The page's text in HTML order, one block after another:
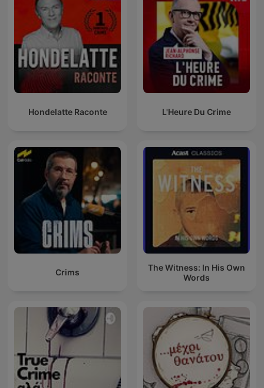
Hondelatte Raconte L'Heure Du Crime
Crims
The Witness: In His Own
Words